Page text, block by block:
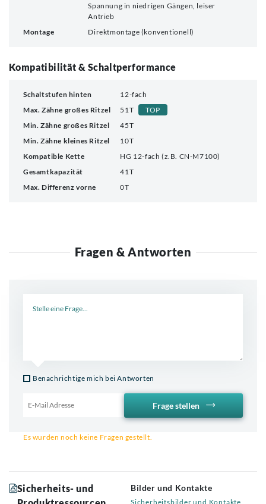
Spannung in niedrigen Gängen, leiser
Antrieb
Montage
Direktmontage (konventionell)
Kompatibilität & Schaltperformance
Schaltstufen hinten
12-fach
Max. Zähne großes Ritzel
51T
TOP
Min. Zähne großes Ritzel
45T
Min. Zähne kleines Ritzel
10T
Kompatible Kette
HG 12-fach (z.B. CN-M7100)
Gesamtkapazität
41T
Max. Differenz vorne
0T
Fragen & Antworten
Benachrichtige mich bei Antworten
Frage stellen
Es wurden noch keine Fragen gestellt.
Sicherheits- und
Bilder und Kontakte
Sicherheitsbilder und Kontakte